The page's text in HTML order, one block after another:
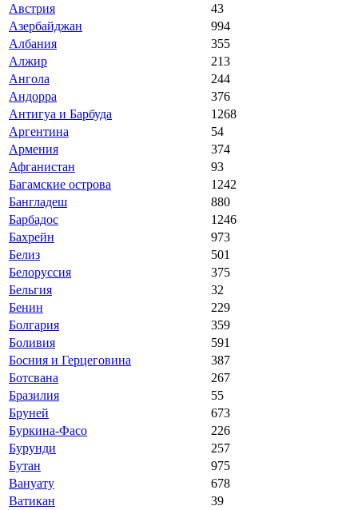
Австрия
43
Азербайджан
994
Албания
355
Алжир
213
Ангола
244
Андорра
376
Антигуа и Барбуда
1268
Аргентина
54
Армения
374
Афганистан
93
Багамские острова
1242
Бангладеш
880
Барбадос
1246
Бахрейн
973
Белиз
501
Белоруссия
375
Бельгия
32
Бенин
229
Болгария
359
Боливия
591
Босния и Герцеговина
387
Ботсвана
267
Бразилия
55
Бруней
673
Буркина-Фасо
226
Бурунди
257
Бутан
975
Вануату
678
Ватикан
39